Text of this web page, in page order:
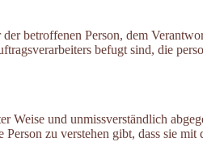
betroffenen Person, dem
befugt sind, die
und unmissverständlich
zu verstehen gibt, dass sie mit